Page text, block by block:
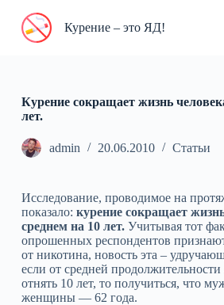
П
и
у
Курение – это ЯД!
Курение сокращает жизнь
лет.
admin 20.06.2010 Статьи
Исследование, проводимое на
показало: курение сокращает
среднем на 10 лет.Учитывая тот
опрошенных респондентов
от никотина, новость эта –
если от средней
отнять 10 лет, то получиться, что
женщины — 62 года.